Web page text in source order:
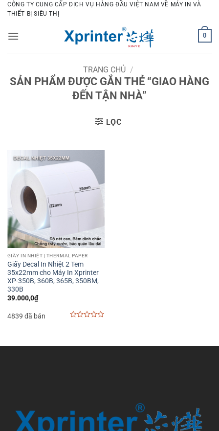
Bỏ
qua
dung
CÔNG TY CUNG CẤP DỊCH VỤ HÀNG ĐẦU VIỆT NAM VỀ MÁY IN VÀ
THIẾT BỊ SIÊU THỊ
0
TRANG CHỦ /
SẢN PHẨM ĐƯỢC GẮN THẺ “GIAO HÀNG
ĐẾN TẬN NHÀ”
LỌC
GIẤY IN NHIỆT | THERMAL PAPER
Giấy Decal In Nhiệt 2 Tem
35x22mm cho Máy In Xprinter
XP-350B, 360B, 365B, 350BM,
330B
39.000,0₫
4839 đã bán
5